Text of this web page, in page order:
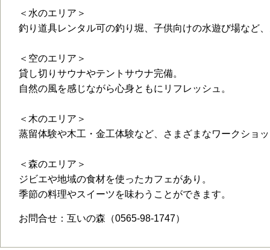
＜水のエリア＞
釣り道具レンタル可の釣り堀、子供向けの水遊び場など
＜空のエリア＞
貸し切りサウナやテントサウナ完備。
自然の風を感じながら心身ともにリフレッシュ。
＜木のエリア＞
蒸留体験や木工・金工体験など、さまざまなワークショ
＜森のエリア＞
ジビエや地域の食材を使ったカフェがあり。
季節の料理やスイーツを味わうことができます。
お問合せ：互いの森（0565-98-1747）